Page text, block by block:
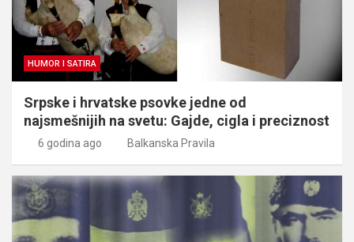
HUMOR I SATIRA
Srpske i hrvatske psovke jedne od
najsmešnijih na svetu: Gajde, cigla i preciznost
6 godina ago Balkanska Pravila